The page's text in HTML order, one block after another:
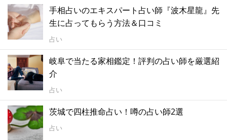
手相占いのエキスパート占い師『波木星龍』先
生に占ってもらう方法＆口コミ
占い
岐阜で当たる家相鑑定！評判の占い師を厳選紹
介
占い
茨城で四柱推命占い！噂の占い師2選
占い